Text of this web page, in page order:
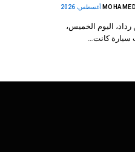
اليوم الخميس،
سيارة كانت…